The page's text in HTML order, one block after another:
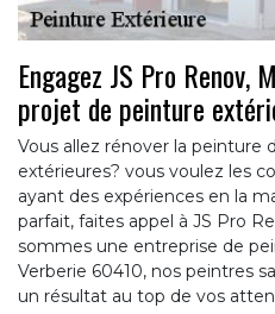
Engagez JS Pro Renov,
projet de peinture
Vous allez rénover la peinture
extérieures? vous voulez les
ayant des expériences en la
parfait, faites appel à JS Pro
sommes une entreprise de
Verberie 60410, nos peintres
un résultat au top de vos